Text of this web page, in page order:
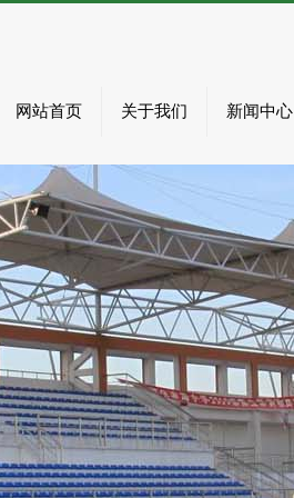
网站首页 关于我们 新闻中心